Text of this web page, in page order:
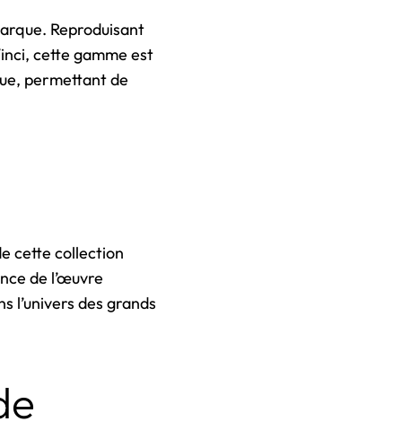
Reproduisant
cette gamme est
permettant de
cette collection
de l’œuvre
l’univers des grands